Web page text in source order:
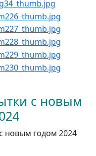
с новым